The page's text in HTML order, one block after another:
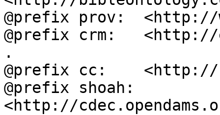
@prefix prov:  <http://
@prefix crm:   <http://
.
@prefix cc:    <http://
@prefix shoah:
<http://